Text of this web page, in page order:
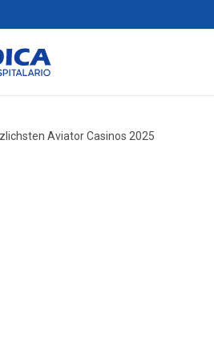
Aviator Casinos 2025